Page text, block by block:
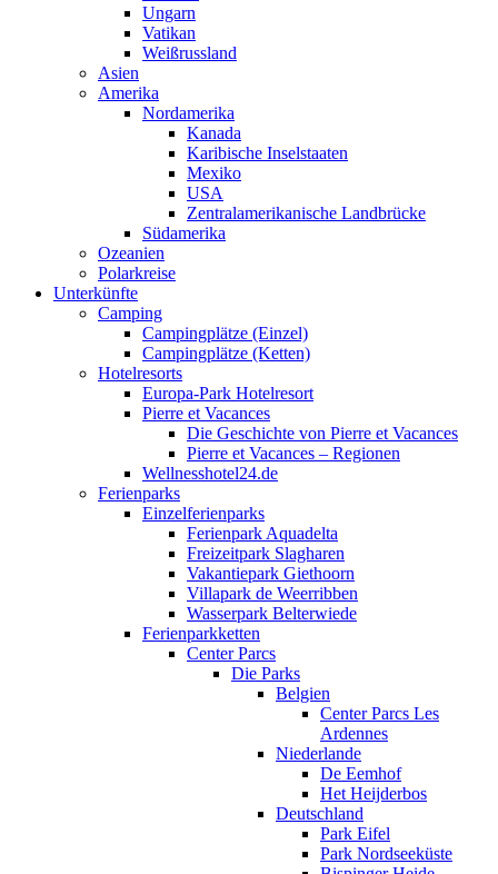
Ungarn
Vatikan
Weißrussland
Asien
Amerika
Nordamerika
Kanada
Karibische Inselstaaten
Mexiko
USA
Zentralamerikanische Landbrücke
Südamerika
Ozeanien
Polarkreise
Unterkünfte
Camping
Campingplätze (Einzel)
Campingplätze (Ketten)
Hotelresorts
Europa-Park Hotelresort
Pierre et Vacances
Die Geschichte von Pierre et Vacances
Pierre et Vacances – Regionen
Wellnesshotel24.de
Ferienparks
Einzelferienparks
Ferienpark Aquadelta
Freizeitpark Slagharen
Vakantiepark Giethoorn
Villapark de Weerribben
Wasserpark Belterwiede
Ferienparkketten
Center Parcs
Die Parks
Belgien
Center Parcs Les
Ardennes
Niederlande
De Eemhof
Het Heijderbos
Deutschland
Park Eifel
Park Nordseeküste